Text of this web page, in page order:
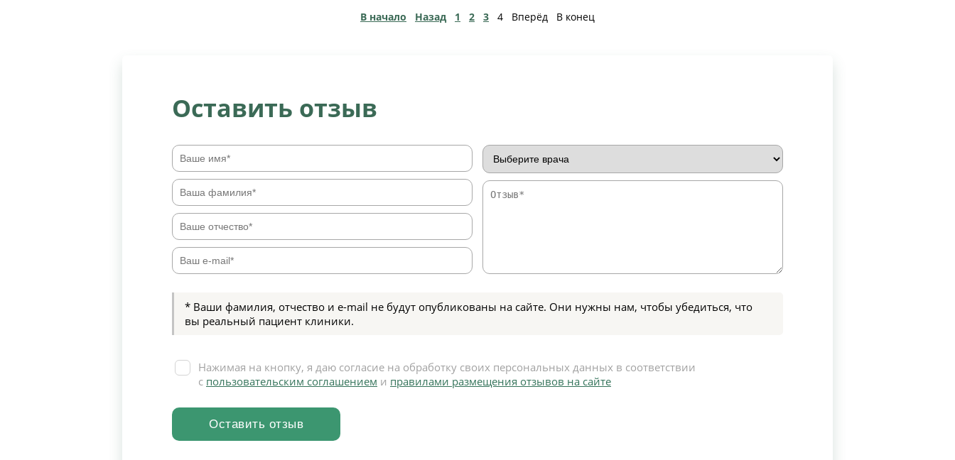
В начало Назад 1 2 3 4 Вперёд В конец
Оставить отзыв
* Ваши фамилия, отчество и e-mail не будут опубликованы на сайте. Они нужны нам, чтобы убедиться, что
вы реальный пациент клиники.
Нажимая на кнопку, я даю согласие на обработку своих персональных данных в соответствии
с пользовательским соглашением и правилами размещения отзывов на сайте